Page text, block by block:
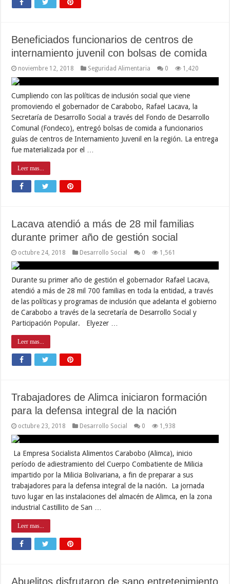
Beneficiados funcionarios de centros de
internamiento juvenil con bolsas de comida
noviembre 12, 2018 Seguridad Alimentaria 0 1,420
Cumpliendo con las políticas de inclusión social que viene
promoviendo el gobernador de Carabobo, Rafael Lacava, la
Secretaría de Desarrollo Social a través del Fondo de Desarrollo
Comunal (Fondeco), entregó bolsas de comida a funcionarios
guías de centros de Internamiento Juvenil en la región. La entrega
fue materializada por el …
Leer mas...
Lacava atendió a más de 28 mil familias
durante primer año de gestión social
octubre 24, 2018 Desarrollo Social 0 1,561
Durante su primer año de gestión el gobernador Rafael Lacava,
atendió a más de 28 mil 700 familias en toda la entidad, a través
de las políticas y programas de inclusión que adelanta el gobierno
de Carabobo a través de la secretaría de Desarrollo Social y
Participación Popular. Elyezer …
Leer mas...
Trabajadores de Alimca iniciaron formación
para la defensa integral de la nación
octubre 23, 2018 Desarrollo Social 0 1,938
La Empresa Socialista Alimentos Carabobo (Alimca), inicio
período de adiestramiento del Cuerpo Combatiente de Milicia
impartido por la Milicia Bolivariana, a fin de preparar a sus
trabajadores para la defensa integral de la nación. La jornada
tuvo lugar en las instalaciones del almacén de Alimca, en la zona
industrial Castillito de San …
Leer mas...
Abuelitos disfrutaron de sano entretenimiento